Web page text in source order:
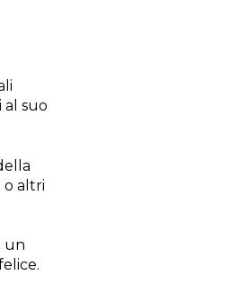
al suo
o altri
un